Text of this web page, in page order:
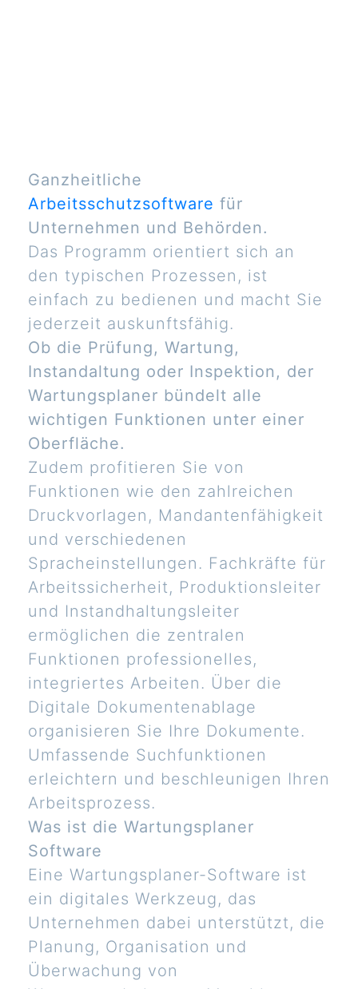
Ganzheitliche
Arbeitsschutzsoftware für
Unternehmen und Behörden.
Das Programm orientiert sich an
den typischen Prozessen, ist
einfach zu bedienen und macht Sie
jederzeit auskunftsfähig.
Ob die Prüfung, Wartung,
Instandaltung oder Inspektion, der
Wartungsplaner bündelt alle
wichtigen Funktionen unter einer
Oberfläche.
Zudem profitieren Sie von
Funktionen wie den zahlreichen
Druckvorlagen, Mandantenfähigkeit
und verschiedenen
Spracheinstellungen. Fachkräfte für
Arbeitssicherheit, Produktionsleiter
und Instandhaltungsleiter
ermöglichen die zentralen
Funktionen professionelles,
integriertes Arbeiten. Über die
Digitale Dokumentenablage
organisieren Sie Ihre Dokumente.
Umfassende Suchfunktionen
erleichtern und beschleunigen Ihren
Arbeitsprozess.
Was ist die Wartungsplaner
Software
Eine Wartungsplaner-Software ist
ein digitales Werkzeug, das
Unternehmen dabei unterstützt, die
Planung, Organisation und
Überwachung von